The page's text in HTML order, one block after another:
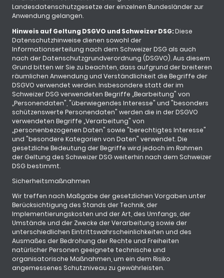
Landesdatenschutzgesetze der einzelnen Bundesländer zur
Anwendung gelangen.
Hinweis auf Geltung DSGVO und Schweizer DSG:Diese
Datenschutzhinweise dienen sowohl der
Informationserteilung nach dem Schweizer DSG als auch
nach der Datenschutzgrundverordnung (DSGVO). Aus diesem
Grund bitten wir Sie zu beachten, dass aufgrund der breiteren
räumlichen Anwendung und Verständlichkeit die Begriffe der
DSGVO verwendet werden. Insbesondere statt der im
Schweizer DSG verwendeten Begriffe „Bearbeitung" von
„Personendaten", "überwiegendes Interesse" und "besonders
schützenswerte Personendaten" werden die in der DSGVO
verwendeten Begriffe „Verarbeitung" von
„personenbezogenen Daten" sowie "berechtigtes Interesse"
und "besondere Kategorien von Daten" verwendet. Die
gesetzliche Bedeutung der Begriffe wird jedoch im Rahmen
der Geltung des Schweizer DSG weiterhin nach dem Schweizer
DSG bestimmt.
Sicherheitsmaßnahmen
Wir treffen nach Maßgabe der gesetzlichen Vorgaben unter
Berücksichtigung des Stands der Technik, der
Implementierungskosten und der Art, des Umfangs, der
Umstände und der Zwecke der Verarbeitung sowie der
unterschiedlichen Eintrittswahrscheinlichkeiten und des
Ausmaßes der Bedrohung der Rechte und Freiheiten
natürlicher Personen geeignete technische und
organisatorische Maßnahmen, um ein dem Risiko
angemessenes Schutzniveau zu gewährleisten.